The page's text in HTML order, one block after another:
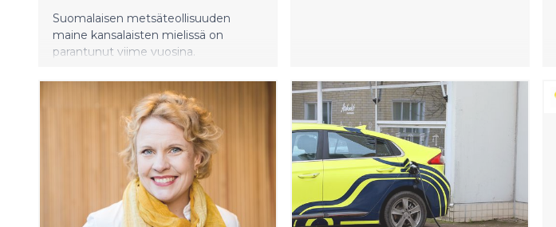
Suomalaisen metsäteollisuuden
maine kansalaisten mielissä on
parantunut viime vuosina.
roolista niin työllistäjänä,
vientiteollisuudessa, verojen
maksajana ja aluetalouden
vahvistajana, suomalaisen
hyvinvoinnin rakentajana kuten myös
ilmastonmuutoksen torjunnassa
arvioidaan nyt selvästi
merkittävämmäksi kuin vuonna 2018,
jolloin tehtiin vastaava